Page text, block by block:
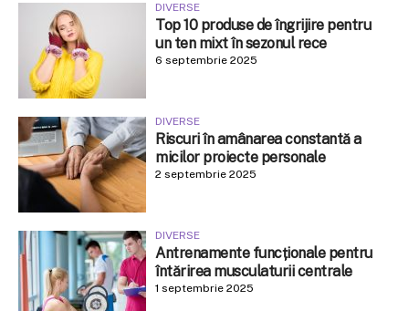
DIVERSE
Top 10 produse de îngrijire pentru
un ten mixt în sezonul rece
6 septembrie 2025
DIVERSE
Riscuri în amânarea constantă a
micilor proiecte personale
2 septembrie 2025
DIVERSE
Antrenamente funcționale pentru
întărirea musculaturii centrale
1 septembrie 2025